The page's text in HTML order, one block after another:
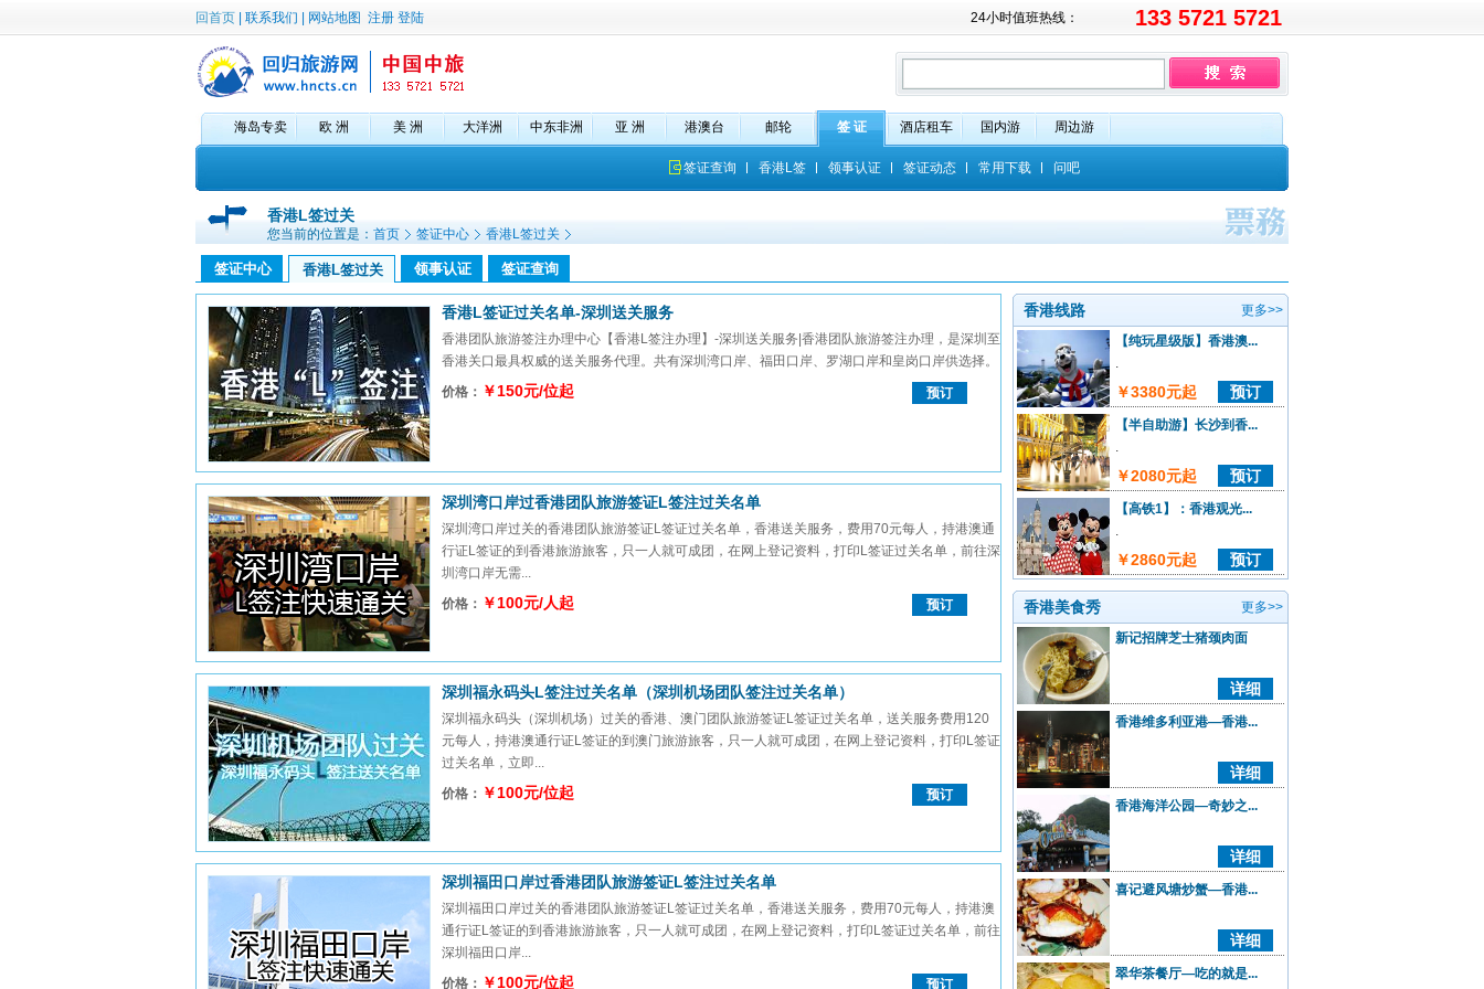
回首页 联系我们 网站地图 注册 登陆 133 5721 5721
24小时值班热线：
海岛专卖 欧 洲 美 洲 大洋洲 中东非洲 亚 洲 港澳台 邮轮 签 证
签证查询 香港L签 领事认证 签证动态 常用下载 问吧
酒店租车 国内游 周边游
香港L签过关
您当前的位置是： 首页 签证中心 香港L签过关
签证中心 香港L签过关 领事认证 签证查询
香港线路
更多>>
【纯玩星级版】香港澳...
.
预订
￥3380元起
【半自助游】长沙到香...
.
预订
￥2080元起
【高铁1】：香港观光...
.
预订
￥2860元起
香港美食秀
更多>>
新记招牌芝士猪颈肉面
详细
香港维多利亚港—香港...
详细
香港海洋公园—奇妙之...
详细
喜记避风塘炒蟹—香港...
详细
翠华茶餐厅—吃的就是...
香港L签证过关名单-深圳送关服务
香港团队旅游签注办理中心【香港L签注办理】-深圳送关服务|香港团队旅游签注办理，是深圳至
香港关口最具权威的送关服务代理。共有深圳湾口岸、福田口岸、罗湖口岸和皇岗口岸供选择。
预订
价格： ￥150元/位起
深圳湾口岸过香港团队旅游签证L签注过关名单
深圳湾口岸过关的香港团队旅游签证L签证过关名单，香港送关服务，费用70元每人，持港澳通
行证L签证的到香港旅游旅客，只一人就可成团，在网上登记资料，打印L签证过关名单，前往深
圳湾口岸无需...
预订
价格： ￥100元/人起
深圳福永码头L签注过关名单（深圳机场团队签注过关名单）
深圳福永码头（深圳机场）过关的香港、澳门团队旅游签证L签证过关名单，送关服务费用120
元每人，持港澳通行证L签证的到澳门旅游旅客，只一人就可成团，在网上登记资料，打印L签证
过关名单，立即...
预订
价格： ￥100元/位起
深圳福田口岸过香港团队旅游签证L签注过关名单
深圳福田口岸过关的香港团队旅游签证L签证过关名单，香港送关服务，费用70元每人，持港澳
通行证L签证的到香港旅游旅客，只一人就可成团，在网上登记资料，打印L签证过关名单，前往
深圳福田口岸...
预订
价格： ￥100元/位起